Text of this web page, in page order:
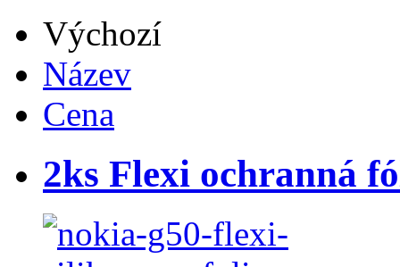
Výchozí
Název
Cena
2ks Flexi ochranná